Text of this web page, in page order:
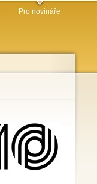
Pro novináře